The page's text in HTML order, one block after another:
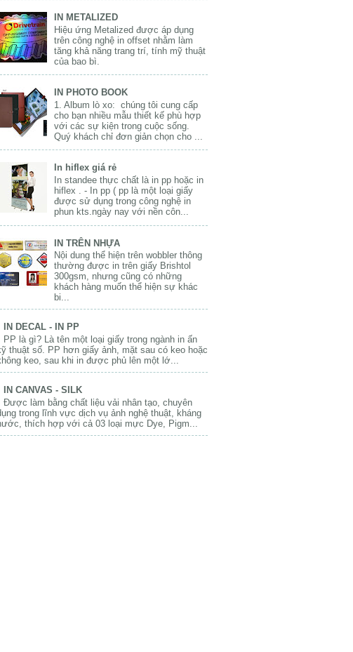
IN METALIZED
Hiệu ứng Metalized được áp dụng
trên công nghệ in offset nhằm làm
tăng khả năng trang trí, tính mỹ thuật
của bao bì.
IN PHOTO BOOK
1. Album lò xo: chúng tôi cung cấp
cho bạn nhiều mẫu thiết kế phù hợp
với các sự kiện trong cuộc sống.
Quý khách chỉ đơn giản chọn cho ...
In hiflex giá rẻ
In standee thực chất là in pp hoặc in
hiflex . - In pp ( pp là một loại giấy
được sử dụng trong công nghệ in
phun kts.ngày nay với nền côn...
IN TRÊN NHỰA
Nội dung thể hiện trên wobbler thông
thường được in trên giấy Brishtol
300gsm, nhưng cũng có những
khách hàng muốn thể hiện sự khác
bi...
IN DECAL - IN PP
PP là gì? Là tên một loại giấy trong ngành in ấn
thuật số. PP hơn giấy ảnh, mặt sau có keo hoặc
keo, sau khi in được phủ lên một lớ...
IN CANVAS - SILK
Được làm bằng chất liệu vải nhân tạo, chuyên
trong lĩnh vực dịch vụ ảnh nghệ thuật, kháng
thích hợp với cả 03 loại mực Dye, Pigm...